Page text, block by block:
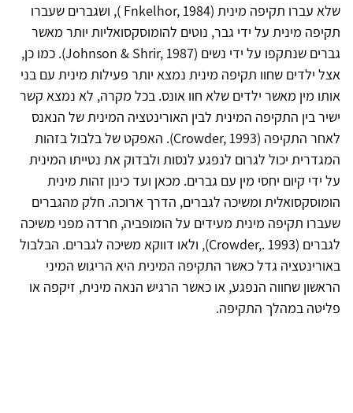
שלא עברו תקיפה מינית (Fnkelhor, 1984 ), ושגברים שעברו
תקיפה מינית על ידי גבר, נוטים להומוסקסואליות יותר מאשר
גברים שנתקפו על ידי נשים (Johnson & Shrir, 1987). כמו כן,
אצל ילדים שחוו תקיפה מינית נמצא יותר פעילות מינית עם בני
אותו מין מאשר ילדים שלא חוו אונס. בכל מקרה, לא נמצא קשר
ישיר בין התקיפה המינית לבין האורינטציה המינית של הנאנס
לאחר התקיפה (Crowder, 1993). האפקט של בלבול בזהות
המגדרית יכול לגרום לנפגע לנסות ולבדוק את נטייתו המינית
על ידי קיום יחסי מין עם גברים. מכאן ועד כינון זהות מינית
הומוסקסואלית ומשיכה לגברים, הדרך ארוכה. חלק מהגברים
שעברו תקיפה מינית מעידים על הומופביה, חרדה מפני משיכה
לגברים (Crowder,. 1993), ולאו דווקא משיכה לגברים. הבלבול
באורינטציה גדל כאשר התקיפה המינית היא הריגוש המיני
הראשון שחווה הנפגע, או כאשר הרגיש הנאה מינית, זיקפה או
פליטה במהלך התקיפה.